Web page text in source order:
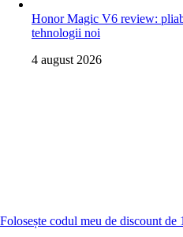
Honor Magic V6 review:
tehnologii noi
4 august 2026
Folosește codul meu de discount